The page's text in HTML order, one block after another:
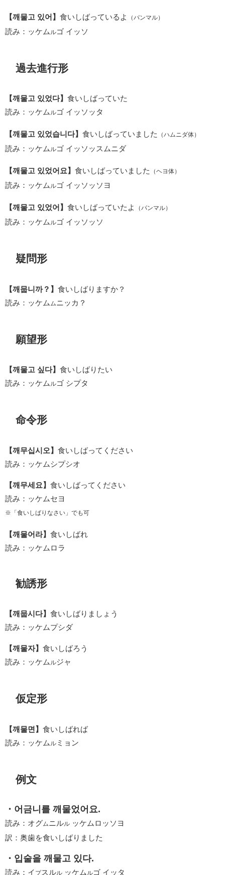
【깨물고 있어】 食いしばっているよ （パンマル）
読み：ッケム ルゴ イッソ
過去進行形
【깨물고 있었다】 食いしばっていた
読み：ッケム ルゴ イッソッタ
【깨물고 있었습니다】 食いしばっていました （ハムニダ体）
読み：ッケム ルゴ イッソッスムニダ
【깨물고 있었어요】 食いしばっていました （ヘヨ体）
読み：ッケム ルゴ イッソッソヨ
【깨물고 있었어】 食いしばっていたよ （パンマル）
読み：ッケム ルゴ イッソッソ
疑問形
【깨뭅니까？】 食いしばりますか？
読み：ッケム ム ニッカ？
願望形
【깨물고 싶다】 食いしばりたい
読み：ッケム ルゴ シプタ
命令形
【깨무십시오】 食いしばってください
読み：ッケムシプシオ
【깨무세요】 食いしばってください
読み：ッケムセヨ
※「食いしばりなさい」でも可
【깨물어라】 食いしばれ
読み：ッケムロラ
勧誘形
【깨뭅시다】 食いしばりましょう
読み：ッケムプシダ
【깨물자】 食いしばろう
読み：ッケム ルジャ
仮定形
【깨물면】 食いしばれば
読み：ッケム ル ミョン
例文
・어금니를 깨물었어요.
読み：オグムニルル ッケムロッソヨ
訳：奥歯を食いしばりました
・입술을 깨물고 있다.
読み：イ プスルル ッケム ルゴ イッタ